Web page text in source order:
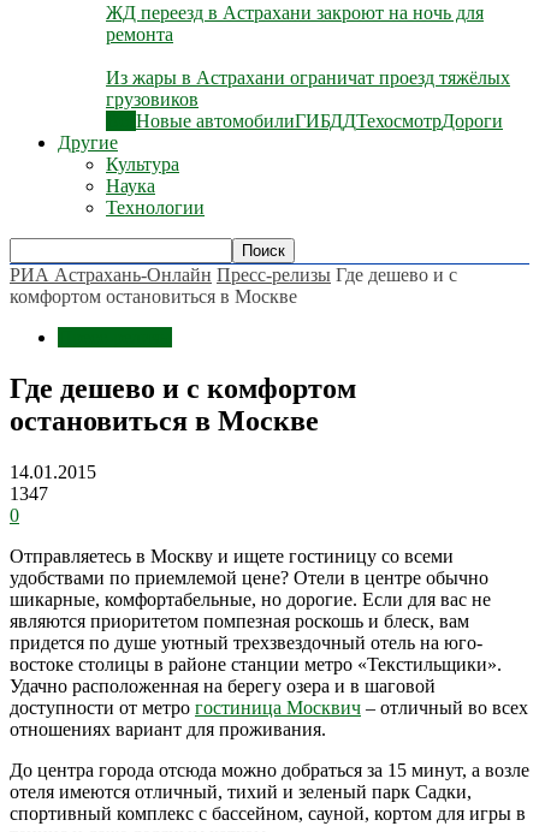
ЖД переезд в Астрахани закроют на ночь для
ремонта
Из жары в Астрахани ограничат проезд тяжёлых
грузовиков
Новые автомобилиГИБДДТехосмотрДороги
Другие
Культура
Наука
Технологии
РИА Астрахань-Онлайн Пресс-релизы Где дешево и с
комфортом остановиться в Москве
Где дешево и с комфортом
остановиться в Москве
14.01.2015
1347
0
Отправляетесь в Москву и ищете гостиницу со всеми
удобствами по приемлемой цене? Отели в центре обычно
шикарные, комфортабельные, но дорогие. Если для вас не
являются приоритетом помпезная роскошь и блеск, вам
придется по душе уютный трехзвездочный отель на юго-
востоке столицы в районе станции метро «Текстильщики».
Удачно расположенная на берегу озера и в шаговой
доступности от метро гостиница Москвич – отличный во всех
отношениях вариант для проживания.
До центра города отсюда можно добраться за 15 минут, а возле
отеля имеются отличный, тихий и зеленый парк Садки,
спортивный комплекс с бассейном, сауной, кортом для игры в